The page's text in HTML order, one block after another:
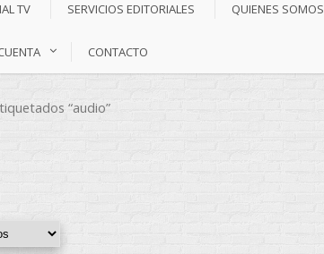
TV SERVICIOS EDITORIALES QUIENES SOMOS
CONTACTO
“audio”